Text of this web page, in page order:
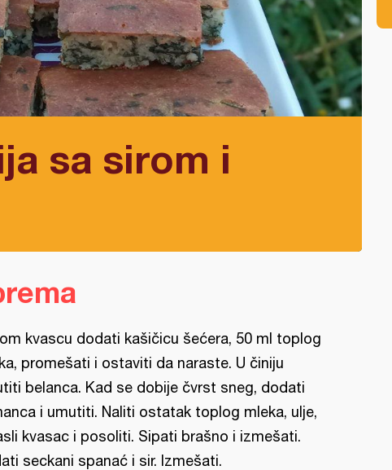
sa sirom i
kvascu dodati kašičicu šećera, 50 ml toplog
promešati i ostaviti da naraste. U činiju
belanca. Kad se dobije čvrst sneg, dodati
i umutiti. Naliti ostatak toplog mleka, ulje,
kvasac i posoliti. Sipati brašno i izmešati.
seckani spanać i sir. Izmešati.